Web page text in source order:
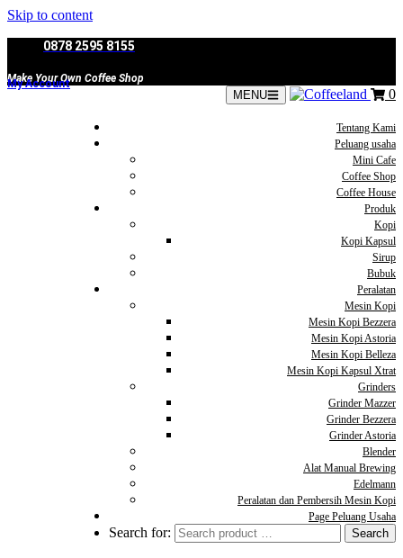
Skip to content
0878 2595 8155
Make Your Own Coffee Shop
My Account
MENU 0
Tentang Kami
Peluang usaha
Mini Cafe
Coffee Shop
Coffee House
Produk
Kopi
Kopi Kapsul
Sirup
Bubuk
Peralatan
Mesin Kopi
Mesin Kopi Bezzera
Mesin Kopi Astoria
Mesin Kopi Belleza
Mesin Kopi Kapsul Xtrat
Grinders
Grinder Mazzer
Grinder Bezzera
Grinder Astoria
Blender
Alat Manual Brewing
Edelmann
Peralatan dan Pembersih Mesin Kopi
Page Peluang Usaha
Search for: